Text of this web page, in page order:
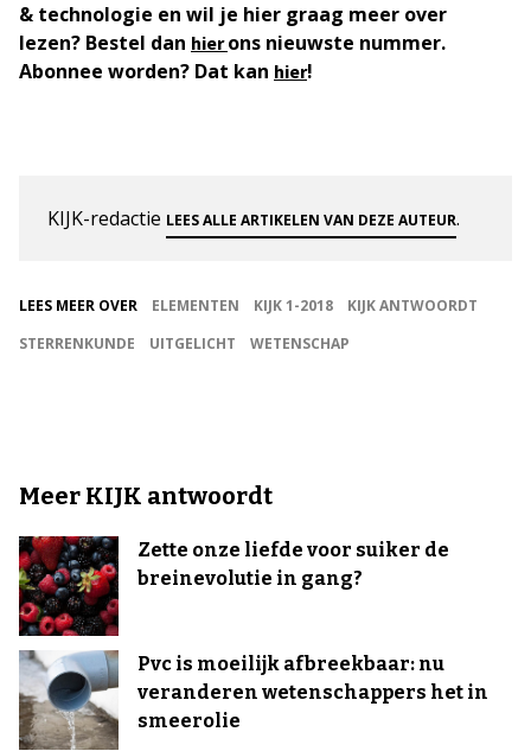
& technologie en wil je hier graag meer over
lezen? Bestel dan hierons nieuwste nummer.
Abonnee worden? Dat kan hier!
KIJK-redactie LEES ALLE ARTIKELEN VAN DEZE AUTEUR.
LEES MEER OVER ELEMENTEN KIJK 1-2018
KIJK ANTWOORDT
STERRENKUNDE
UITGELICHT WETENSCHAP
Meer KIJK antwoordt
Zette onze liefde voor suiker de
breinevolutie in gang?
Pvc is moeilijk afbreekbaar: nu
veranderen wetenschappers het in
smeerolie